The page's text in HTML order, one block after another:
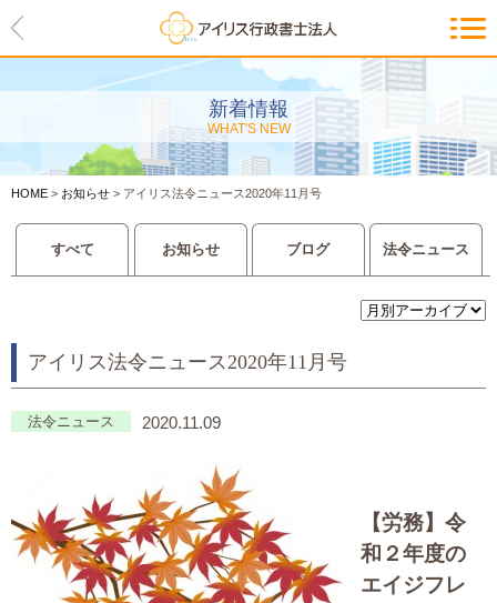
新着情報
WHAT'S NEW
HOME > お知らせ > アイリス法令ニュース2020年11月号
すべて お知らせ ブログ 法令ニュース
アイリス法令ニュース2020年11月号
法令ニュース 2020.11.09
【労務】 令
和２年度の
エイジフレ
HOME
アイリスの紹介
代表ご挨拶・経営理念・アイリス
のお約束
会社概要・アクセスマップ
サービス一覧
入管等外国人各種手続き
建設業許可申請
大切な書類作成サポート
その他各種手続き